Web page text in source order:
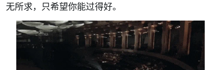
无所求，只希望你能过得好。